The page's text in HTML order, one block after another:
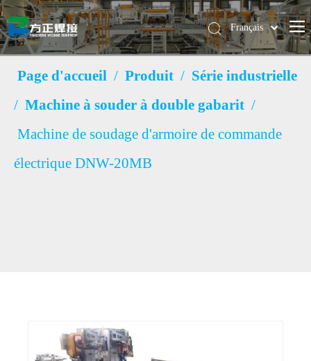
Français
Pусский
简体中文
Page d'accueil / Produit / Série industrielle
/ Machine à souder à double gabarit /
Machine de soudage d'armoire de commande
électrique DNW-20MB